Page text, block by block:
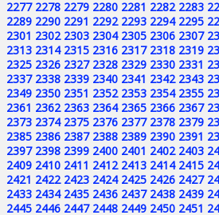
2277 2278 2279 2280 2281 2282 2283
2289 2290 2291 2292 2293 2294 2295
2301 2302 2303 2304 2305 2306 2307
2313 2314 2315 2316 2317 2318 2319
2325 2326 2327 2328 2329 2330 2331
2337 2338 2339 2340 2341 2342 2343
2349 2350 2351 2352 2353 2354 2355
2361 2362 2363 2364 2365 2366 2367
2373 2374 2375 2376 2377 2378 2379
2385 2386 2387 2388 2389 2390 2391
2397 2398 2399 2400 2401 2402 2403
2409 2410 2411 2412 2413 2414 2415
2421 2422 2423 2424 2425 2426 2427
2433 2434 2435 2436 2437 2438 2439
2445 2446 2447 2448 2449 2450 2451